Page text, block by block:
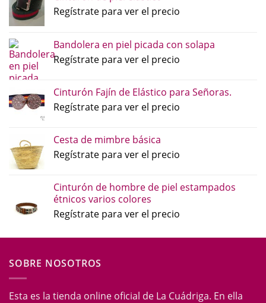
Regístrate para ver el precio
Bandolera en piel picada con solapa
Regístrate para ver el precio
Cinturón Fajín de Elástico para Señoras.
Regístrate para ver el precio
Cesta de mimbre básica
Regístrate para ver el precio
Cinturón de hombre de piel estampados
étnicos varios colores
Regístrate para ver el precio
SOBRE NOSOTROS
Esta es la tienda online oficial de La Cuádriga. En ella